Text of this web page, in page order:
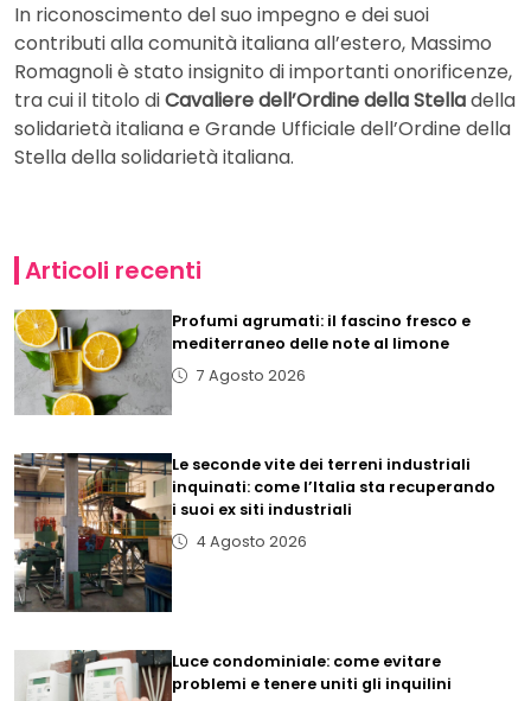
In riconoscimento del suo impegno e dei suoi
contributi alla comunità italiana all’estero, Massimo
Romagnoli è stato insignito di importanti onorificenze,
tra cui il titolo diCavaliere dell’Ordine della Stelladella
solidarietà italiana e Grande Ufficiale dell’Ordine della
Stella della solidarietà italiana.
Articoli recenti
Profumi agrumati: il fascino fresco e
mediterraneo delle note al limone
7 Agosto 2026
Le seconde vite dei terreni industriali
inquinati: come l’Italia sta recuperando
i suoi ex siti industriali
4 Agosto 2026
Luce condominiale: come evitare
problemi e tenere uniti gli inquilini